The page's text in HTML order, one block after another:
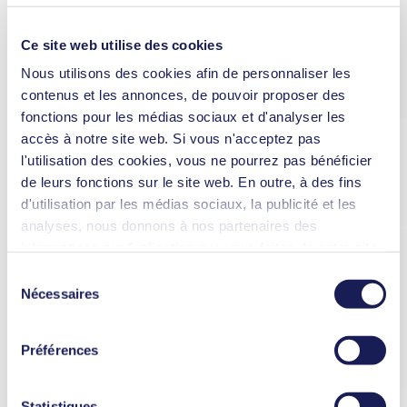
Ce site web utilise des cookies
Nous utilisons des cookies afin de personnaliser les
contenus et les annonces, de pouvoir proposer des
fonctions pour les médias sociaux et d'analyser les
accès à notre site web. Si vous n'acceptez pas
l'utilisation des cookies, vous ne pourrez pas bénéficier
de leurs fonctions sur le site web. En outre, à des fins
d'utilisation par les médias sociaux, la publicité et les
analyses, nous donnons à nos partenaires des
informations à d'autres données que vous leur avez
fournies ou qu'ils ont collectées dans le cadre de votre
utilisation des services. Vous pouvez à tout moment
révoquer votre autorisation en cliquant sur "Cookies" tout
Vous trouverez des informations plus détaillées sur les
Nécessaires
Préférences
new